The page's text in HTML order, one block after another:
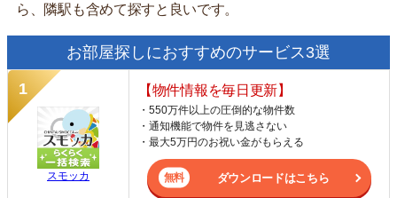
ら、隣駅も含めて探すと良いです。
お部屋探しにおすすめのサービス3選
スモッカ
【物件情報を毎日更新】
・550万件以上の圧倒的な物件数
・通知機能で物件を見逃さない
・最大5万円のお祝い金がもらえる
ダウンロードはこちら